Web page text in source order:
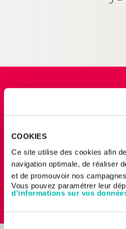
COOKIES
Ce site utilise des cookies afin
navigation optimale, de réaliser
et de promouvoir nos
Vous pouvez paramétrer leur
d'informations sur vos
Sélection
Legs,
et
EN SAVOIR